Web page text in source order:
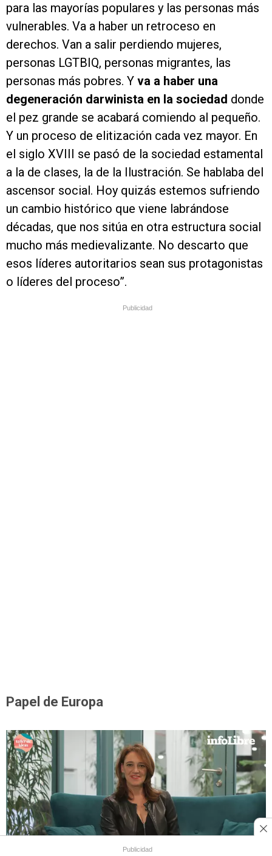
para las mayorías populares y las personas más
vulnerables. Va a haber un retroceso en
derechos. Van a salir perdiendo mujeres,
personas LGTBIQ, personas migrantes, las
personas más pobres. Y va a haber una
degeneración darwinista en la sociedad donde
el pez grande se acabará comiendo al pequeño.
Y un proceso de elitización cada vez mayor. En
el siglo XVIII se pasó de la sociedad estamental
a la de clases, la de la Ilustración. Se hablaba del
ascensor social. Hoy quizás estemos sufriendo
un cambio histórico que viene labrándose
décadas, que nos sitúa en otra estructura social
mucho más medievalizante. No descarto que
esos líderes autoritarios sean sus protagonistas
o líderes del proceso”.
Publicidad
Papel de Europa
Publicidad